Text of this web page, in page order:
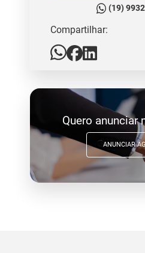
(19)
Compartilhar:
Quero anunciar
ANUNCIAR